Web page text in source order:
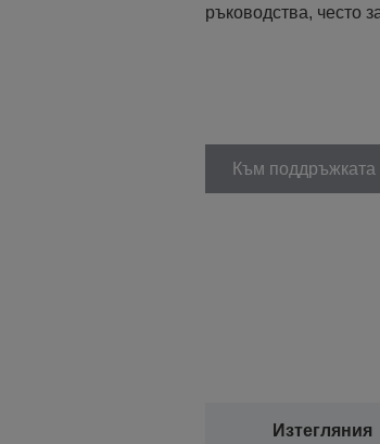
ръководства, често
Към поддръжката
Изтегляния